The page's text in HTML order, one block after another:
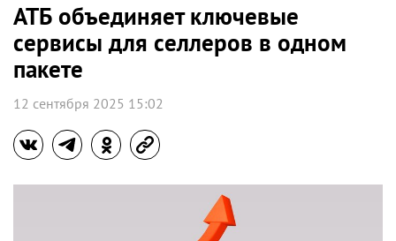
АТБ объединяет ключевые
сервисы для селлеров в одном
пакете
12 сентября 2025 15:02